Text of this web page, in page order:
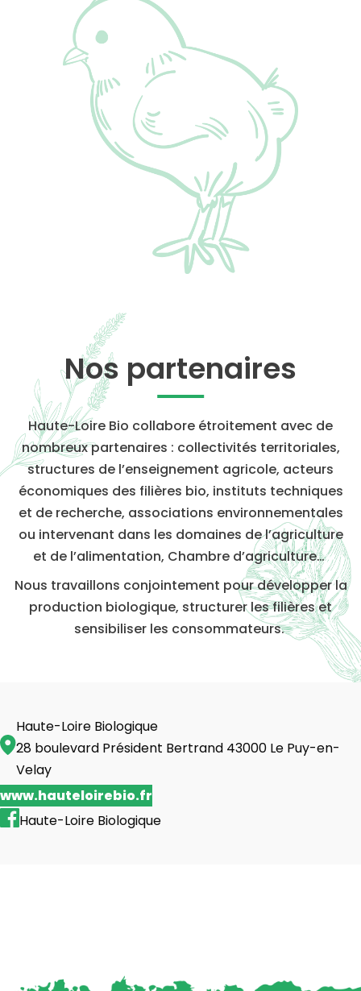
Nos partenaires
Haute-Loire Bio collabore étroitement avec de
nombreux partenaires : collectivités territoriales,
structures de l’enseignement agricole, acteurs
économiques des filières bio, instituts techniques
et de recherche, associations environnementales
ou intervenant dans les domaines de l’agriculture
et de l’alimentation, Chambre d’agriculture…
Nous travaillons conjointement pour développer la
production biologique, structurer les filières et
sensibiliser les consommateurs.
Haute-Loire Biologique
28 boulevard Président Bertrand 43000 Le Puy-en-
Velay
www.hauteloirebio.fr
Haute-Loire Biologique